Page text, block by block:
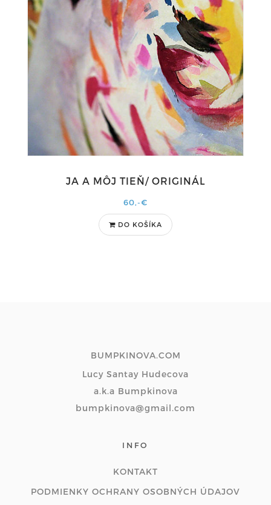
JA A MÔJ TIEŇ/ ORIGINÁL
60,-€
DO KOŠÍKA
BUMPKINOVA.COM
Lucy Santay Hudecova
a.k.a Bumpkinova
bumpkinova@gmail.com
INFO
KONTAKT
PODMIENKY OCHRANY OSOBNÝCH ÚDAJOV